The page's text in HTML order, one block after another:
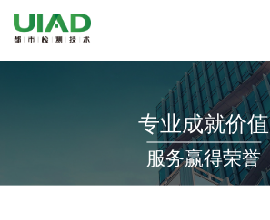
专业成就价值
服务赢得荣誉